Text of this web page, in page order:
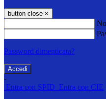
button close ×
Password dimenticata?
-
Entra con SPID Entra con CIE